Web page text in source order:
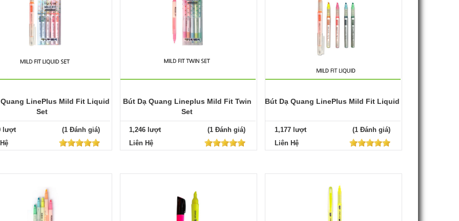
Quang LinePlus Mild Fit Liquid
Set
lượt
(1 Đánh giá)
Bút Dạ Quang Lineplus Mild Fit Twin
Set
1,246 lượt
(1 Đánh giá)
Liên Hệ
Bút Dạ Quang LinePlus Mild Fit Liquid
1,177 lượt
(1 Đánh giá)
Liên Hệ